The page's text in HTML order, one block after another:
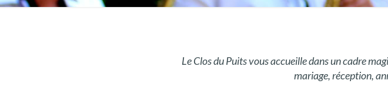
Le Clos du Puits vous accueille dans un cadre
mariage, réception,